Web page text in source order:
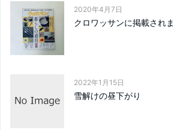
2020年4月7日
クロワッサンに掲載され
2022年1月15日
雪解けの昼下がり